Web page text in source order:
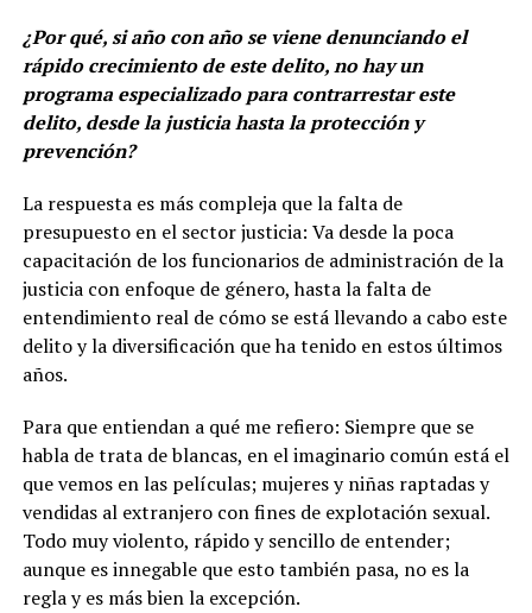
¿Por qué, si año con año se viene denunciando el
rápido crecimiento de este delito, no hay un
programa especializado para contrarrestar este
delito, desde la justicia hasta la protección y
prevención?
La respuesta es más compleja que la falta de
presupuesto en el sector justicia: Va desde la poca
capacitación de los funcionarios de administración de la
justicia con enfoque de género, hasta la falta de
entendimiento real de cómo se está llevando a cabo este
delito y la diversificación que ha tenido en estos últimos
años.
Para que entiendan a qué me refiero: Siempre que se
habla de trata de blancas, en el imaginario común está el
que vemos en las películas; mujeres y niñas raptadas y
vendidas al extranjero con fines de explotación sexual.
Todo muy violento, rápido y sencillo de entender;
aunque es innegable que esto también pasa, no es la
regla y es más bien la excepción.